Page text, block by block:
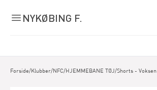
NYKØBING F.
Forside/Klubber/NFC/HJEMMEBANE TØJ/Shorts - Voksen